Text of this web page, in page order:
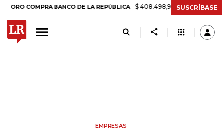
BANCO DE LA REPÚBLICA $ 408.498,97 +$ 8.753,81 +2,19%
SUSCRÍBASE
EMPRESAS